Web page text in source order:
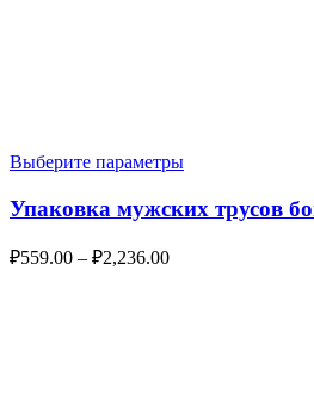
Выберите параметры
Упаковка мужских трусов
₽559.00 – ₽2,236.00